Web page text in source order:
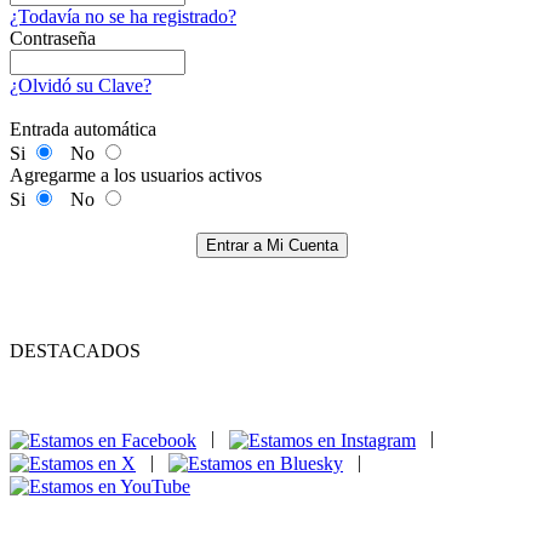
¿Todavía no se ha registrado?
Contraseña
¿Olvidó su Clave?
Entrada automática
Si
No
Agregarme a los usuarios activos
Si
No
Entrar a Mi Cuenta
DESTACADOS
|
|